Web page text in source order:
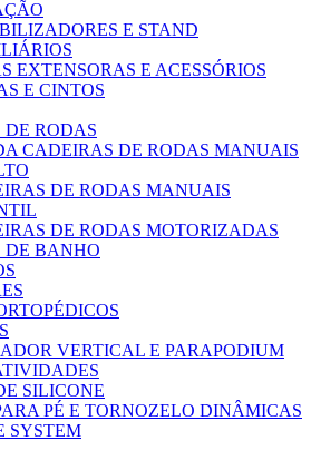
E STAND
EXTENSORAS E ACESSÓRIOS
E CINTOS
RODAS
CADEIRAS DE RODAS MANUAIS
DE RODAS MANUAIS
DE RODAS MOTORIZADAS
DE BANHO
VERTICAL E PARAPODIUM
SILICONE
PÉ E TORNOZELO DINÂMICAS
SYSTEM